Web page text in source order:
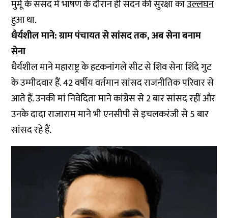
मुर्मू के संसद में भाषण के दौरान ही सदन की सुरक्षा काउल्लंघन
हुआ था.
धैर्यशील माने: ग्राम पंचायत से सांसद तक, अब सेना बनाम
सेना
धैर्यशील माने महाराष्ट्र के हटकनांगले सीट से शिव सेना शिंदे गुट
के उम्मीदवार हैं. 42 वर्षीय वर्तमान सांसद राजनीतिक परिवार से
आते हैं. उनकी मां निवेदिता माने कांग्रेस से 2 बार सांसद रहीं और
उनके दादा राजाराम माने भी एनसीपी से इचलकरंजी से 5 बार
सांसद रहे हैं.